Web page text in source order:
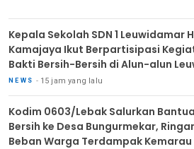
Kepala Sekolah SDN 1 Leuwidamar
Kamajaya Ikut Berpartisipasi
Bakti Bersih-Bersih di Alun-alun
NEWS 15 jam yang lalu
Kodim 0603/Lebak Salurkan
Bersih ke Desa Bungurmekar,
Beban Warga Terdampak Kemarau